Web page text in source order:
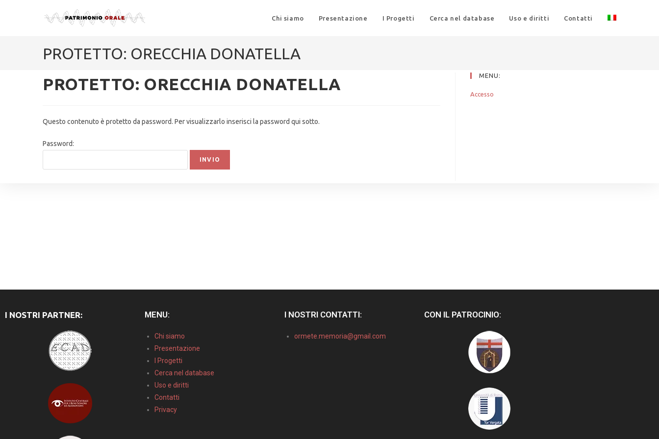
Chi siamo Presentazione I Progetti Cerca nel database Uso e diritti Contatti
PROTETTO: ORECCHIA DONATELLA
PROTETTO: ORECCHIA DONATELLA
Questo contenuto è protetto da password. Per visualizzarlo inserisci la password qui sotto.
Password:
MENU:
Accesso
I NOSTRI PARTNER: MENU:
Chi siamo
Presentazione
I Progetti
Cerca nel database
Uso e diritti
Contatti
Privacy
I NOSTRI CONTATTI:
ormete.memoria@gmail.com
CON IL PATROCINIO: